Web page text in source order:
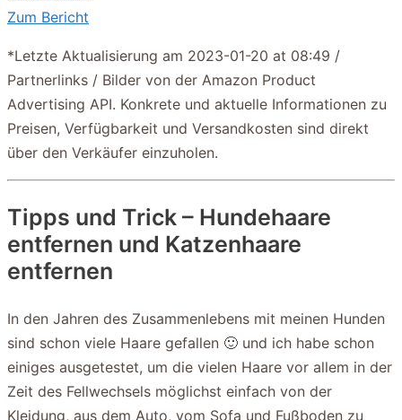
Zum Bericht
*Letzte Aktualisierung am 2023-01-20 at 08:49 /
Partnerlinks / Bilder von der Amazon Product
Advertising API. Konkrete und aktuelle Informationen zu
Preisen, Verfügbarkeit und Versandkosten sind direkt
über den Verkäufer einzuholen.
Tipps und Trick – Hundehaare
entfernen und Katzenhaare
entfernen
In den Jahren des Zusammenlebens mit meinen Hunden
sind schon viele Haare gefallen 🙂 und ich habe schon
einiges ausgetestet, um die vielen Haare vor allem in der
Zeit des Fellwechsels möglichst einfach von der
Kleidung, aus dem Auto, vom Sofa und Fußboden zu